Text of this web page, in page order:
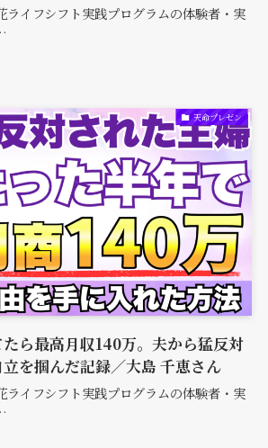
ライフシフト実践プログラムの体験者・実
天命プレゼン
たら最高月収140万。夫から猛反対
を掴んだ記録／大島 千恵さん
ライフシフト実践プログラムの体験者・実